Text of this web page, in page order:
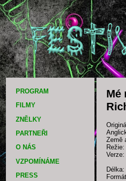
PROGRAM
FILMY
ZNĚLKY
PARTNEŘI
O NÁS
VZPOMÍNÁME
PRESS
Mé
Země
Režie:
Verze:
Délka: